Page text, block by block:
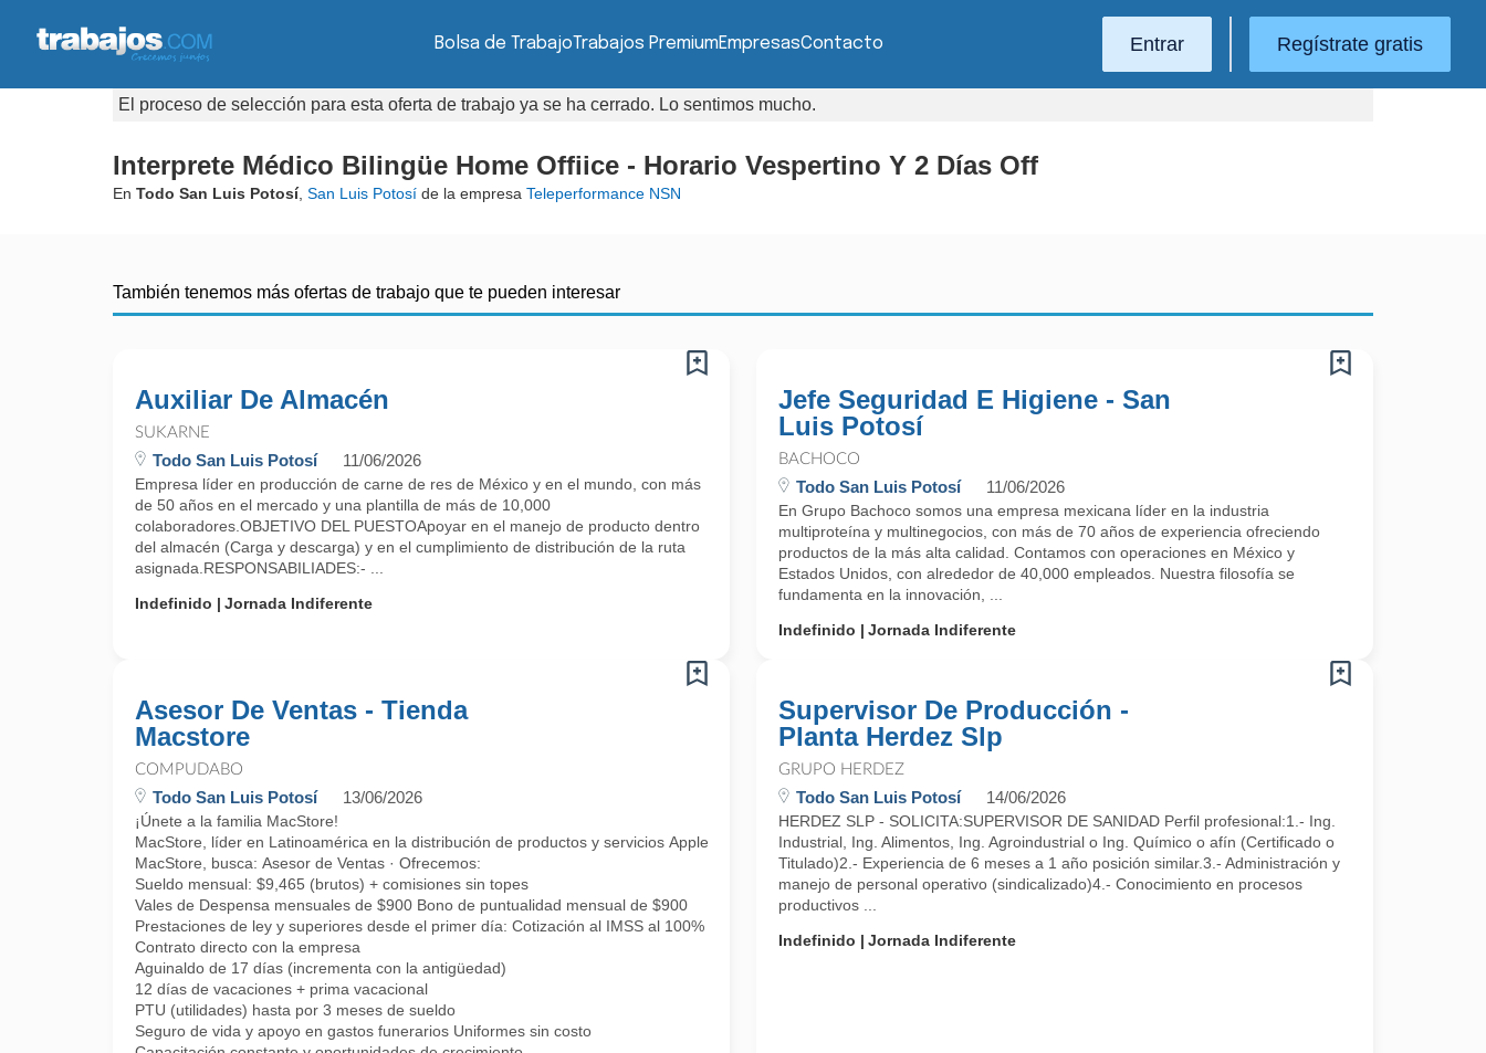
Bolsa de TrabajoTrabajos PremiumEmpresasContacto Entrar Regístrate gratis
El proceso de selección para esta oferta de trabajo ya se ha cerrado. Lo sentimos mucho.
Interprete Médico Bilingüe Home Offiice - Horario Vespertino Y 2 Días Off
En Todo San Luis Potosí, San Luis Potosí de la empresa Teleperformance NSN
También tenemos más ofertas de trabajo que te pueden interesar
Auxiliar De Almacén
SUKARNE
Todo San Luis Potosí 11/06/2026
Empresa líder en producción de carne de res de México y en el mundo, con más
de 50 años en el mercado y una plantilla de más de 10,000
colaboradores.OBJETIVO DEL PUESTOApoyar en el manejo de producto dentro
del almacén (Carga y descarga) y en el cumplimiento de distribución de la ruta
asignada.RESPONSABILIADES:- ...
Indefinido
Jornada Indiferente
Jefe Seguridad E Higiene - San
Luis Potosí
BACHOCO
Todo San Luis Potosí 11/06/2026
En Grupo Bachoco somos una empresa mexicana líder en la industria
multiproteína y multinegocios, con más de 70 años de experiencia ofreciendo
productos de la más alta calidad. Contamos con operaciones en México y
Estados Unidos, con alrededor de 40,000 empleados. Nuestra filosofía se
fundamenta en la innovación, ...
Indefinido
Jornada Indiferente
Asesor De Ventas - Tienda
Macstore
COMPUDABO
Todo San Luis Potosí 13/06/2026
¡Únete a la familia MacStore!
MacStore, líder en Latinoamérica en la distribución de productos y servicios Apple (Apple Premium Reseller APR), te invita a formar parte del mejor equipo de trabajo.
MacStore, busca: Asesor de Ventas · Ofrecemos:
Sueldo mensual: $9,465 (brutos) + comisiones sin topes
Vales de Despensa mensuales de $900 Bono de puntualidad mensual de $900
Prestaciones de ley y superiores desde el primer día: Cotización al IMSS al 100%
Contrato directo con la empresa
Aguinaldo de 17 días (incrementa con la antigüedad)
12 días de vacaciones + prima vacacional
PTU (utilidades) hasta por 3 meses de sueldo
Seguro de vida y apoyo en gastos funerarios Uniformes sin costo
Supervisor De Producción -
Planta Herdez Slp
GRUPO HERDEZ
Todo San Luis Potosí 14/06/2026
HERDEZ SLP - SOLICITA:SUPERVISOR DE SANIDAD Perfil profesional:1.- Ing.
Industrial, Ing. Alimentos, Ing. Agroindustrial o Ing. Químico o afín (Certificado o
Titulado)2.- Experiencia de 6 meses a 1 año posición similar.3.- Administración y
manejo de personal operativo (sindicalizado)4.- Conocimiento en procesos
productivos ...
Indefinido
Jornada Indiferente